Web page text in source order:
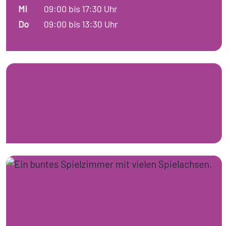
Mi
09:00 bis 17:30 Uhr
Do
09:00 bis 13:30 Uhr